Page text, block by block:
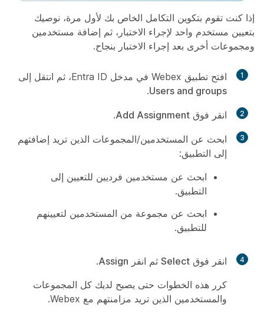
إذا كنت تقوم بتكوين التكامل الخاص بك لأول مرة، نوصيك
بتعيين مستخدم واحد لإجراء الاختبار، ثم إضافة مستخدمين
ومجموعات أخرى بعد إجراء الاختبار بنجاح.
1
افتح تطبيق Webex في مدخل Entra ID، ثم انتقل إلى
Users and groups
.
2 انقر فوق Add Assignment
.
3
ابحث عن المستخدمين/المجموعات الذين تريد إضافتهم
إلى التطبيق:
ابحث عن مستخدمين فرديين للتعيين إلى
التطبيق.
ابحث عن مجموعة من المستخدمين لتعيينهم
للتطبيق.
4 انقر فوق Select ثم انقر Assign
.
كرر هذه الخطوات حتى يصبح لديك كل المجموعات
والمستخدمين الذين تريد مزامنتهم مع Webex.